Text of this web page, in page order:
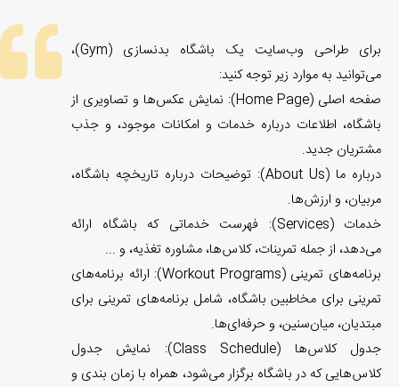
برای طراحی وب‌سایت یک باشگاه بدنسازی (Gym)،
می‌توانید به موارد زیر توجه کنید:
صفحه اصلی (Home Page): نمایش عکس‌ها و تصاویری از
باشگاه، اطلاعات درباره خدمات و امکانات موجود، و جذب
مشتریان جدید.
درباره ما (About Us): توضیحات درباره تاریخچه باشگاه،
مربیان، و ارزش‌ها.
خدمات (Services): فهرست خدماتی که باشگاه ارائه
می‌دهد، از جمله تمرینات، کلاس‌ها، مشاوره تغذیه، و ...
برنامه‌های تمرینی (Workout Programs): ارائه برنامه‌های
تمرینی برای مخاطبین باشگاه، شامل برنامه‌های تمرینی برای
مبتدیان، میان‌سنین، و حرفه‌ای‌ها.
جدول کلاس‌ها (Class Schedule): نمایش جدول
کلاس‌هایی که در باشگاه برگزار می‌شود، همراه با زمان بندی و